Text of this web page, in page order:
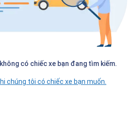
có chiếc xe bạn đang tìm kiếm.
chúng tôi có chiếc xe bạn muốn.